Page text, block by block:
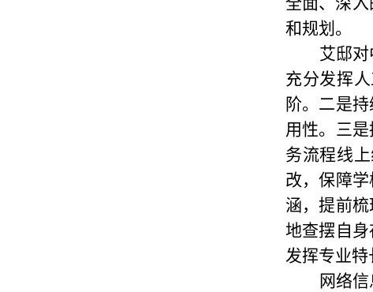
和规划。
艾邸
充分发挥
阶。二是
用性。三
务流程线
改，保障
涵，提前
地查摆自
发挥专业特
网络信